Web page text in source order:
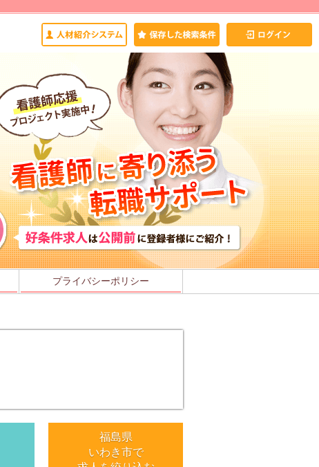
プライバシーポリシー
福島県
いわき市で